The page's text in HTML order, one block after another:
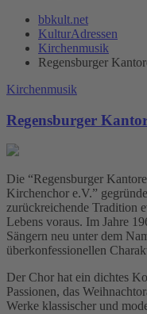
bbkult.net
KulturAdressen
Kirchenmusik
Regensburger
Kirchenmusik
Regensburger
Die “Regensburger
Kirchenchor e.V.”
zurückreichende Tradition
Lebens voraus. Im Jahre
Sängern neu unter dem
überkonfessionellen
Der Chor hat ein dichtes
Passionen, das
Werke klassischer und